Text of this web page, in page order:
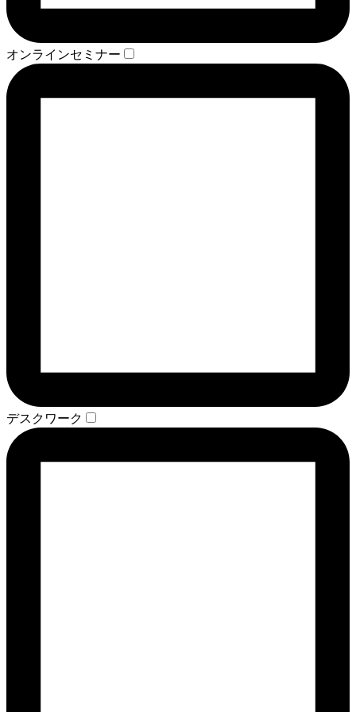
オンラインセミナー
デスクワーク